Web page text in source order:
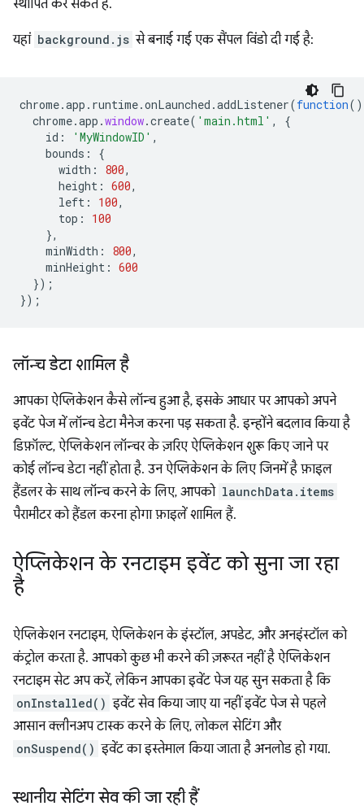
स्थापित कर सकते हैं.
यहां background.js से बनाई गई एक सैंपल विंडो दी गई है:
chrome.app . runtime.onLaunched .addListener(function()
chrome.app .window.create( 'main.html' ,
{
id : 'MyWindowID' ,
bounds :
{
width : 800,
height : 600,
left : 100,
top :
100
},
minWidth : 800,
minHeight : 600
});
});
लॉन्च डेटा शामिल है
आपका ऐप्लिकेशन कैसे लॉन्च हुआ है, इसके आधार पर आपको अपने
इवेंट पेज में लॉन्च डेटा मैनेज करना पड़ सकता है. इन्होंने बदलाव किया है
डिफ़ॉल्ट, ऐप्लिकेशन लॉन्चर के ज़रिए ऐप्लिकेशन शुरू किए जाने पर
कोई लॉन्च डेटा नहीं होता है. उन ऐप्लिकेशन के लिए जिनमें है फ़ाइल
हैंडलर के साथ लॉन्च करने के लिए, आपको launchData.items
पैरामीटर को हैंडल करना होगा फ़ाइलें शामिल हैं.
ऐप्लिकेशन के रनटाइम इवेंट को सुना जा रहा
है
ऐप्लिकेशन रनटाइम, ऐप्लिकेशन के इंस्टॉल, अपडेट, और अनइंस्टॉल को
कंट्रोल करता है. आपको कुछ भी करने की ज़रूरत नहीं है ऐप्लिकेशन
रनटाइम सेट अप करें, लेकिन आपका इवेंट पेज यह सुन सकता है कि
onInstalled() इवेंट सेव किया जाए या नहीं इवेंट पेज से पहले
आसान क्लीनअप टास्क करने के लिए, लोकल सेटिंग और
onSuspend() इवेंट का इस्तेमाल किया जाता है अनलोड हो गया.
स्थानीय सेटिंग सेव की जा रही हैं